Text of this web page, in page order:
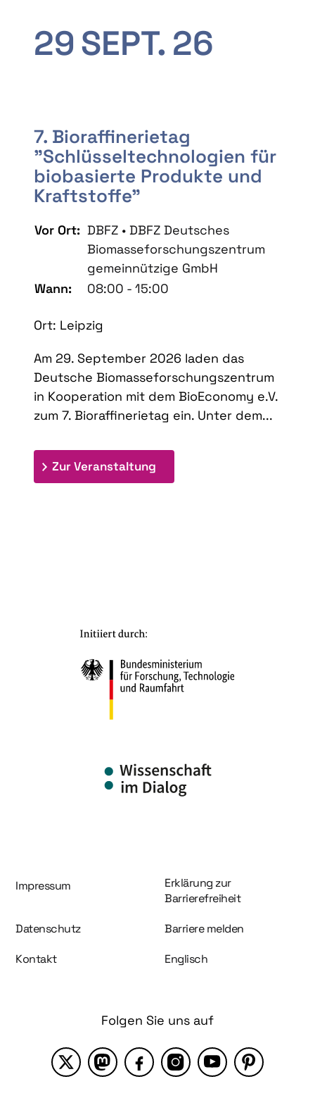
29SEPT. 26
7. Bioraffinerietag
"Schlüsseltechnologien für
biobasierte Produkte und
Kraftstoffe"
Vor Ort: DBFZ • DBFZ Deutsches
Biomasseforschungszentrum
gemeinnützige GmbH
Wann:
08:00 - 15:00
Ort: Leipzig
Am 29. September 2026 laden das
Deutsche Biomasseforschungszentrum
in Kooperation mit dem BioEconomy e.V.
zum 7. Bioraffinerietag ein. Unter dem...
Zur Veranstaltung
Information und Service
Impressum
Erklärung zur
Barrierefreiheit
Datenschutz Barriere melden
Kontakt Englisch
Folgen Sie uns auf